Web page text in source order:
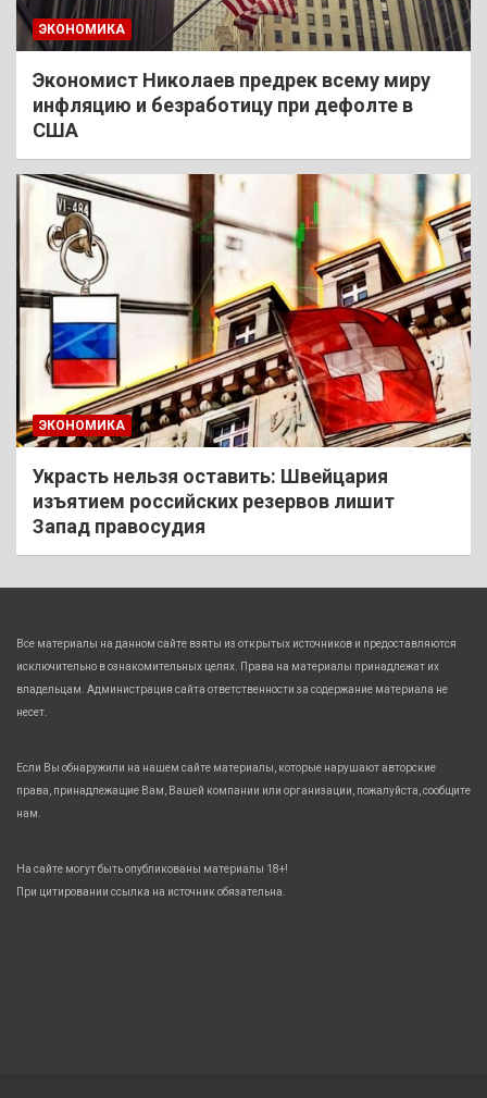
ЭКОНОМИКА
Экономист Николаев предрек всему миру
инфляцию и безработицу при дефолте в
США
ЭКОНОМИКА
Украсть нельзя оставить: Швейцария
изъятием российских резервов лишит
Запад правосудия
Все материалы на данном сайте взяты из открытых источников и предоставляются
исключительно в ознакомительных целях. Права на материалы принадлежат их
владельцам. Администрация сайта ответственности за содержание материала не
несет.
Если Вы обнаружили на нашем сайте материалы, которые нарушают авторские
права, принадлежащие Вам, Вашей компании или организации, пожалуйста, сообщите
нам.
На сайте могут быть опубликованы материалы 18+!
При цитировании ссылка на источник обязательна.